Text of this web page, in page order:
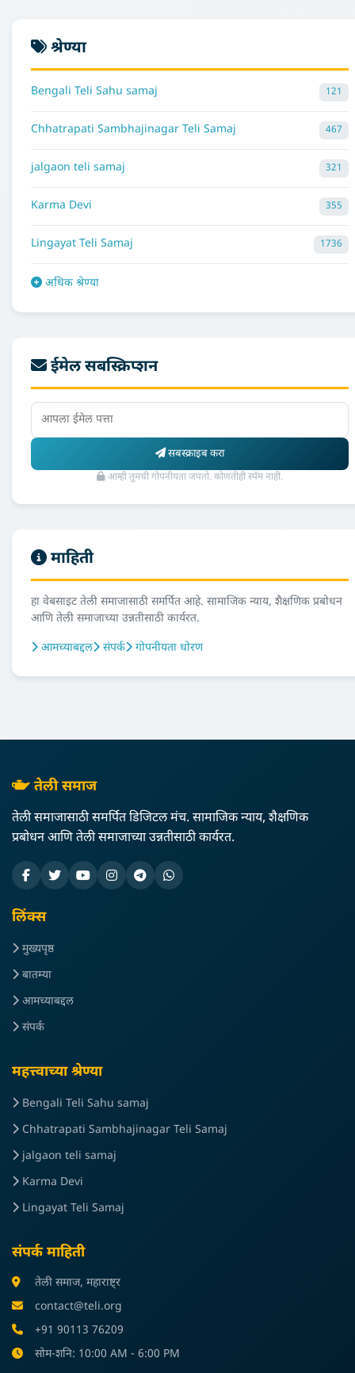
श्रेण्या
Bengali Teli Sahu samaj 121
Chhatrapati Sambhajinagar Teli Samaj 467
jalgaon teli samaj 321
Karma Devi 355
Lingayat Teli Samaj 1736
अधिक श्रेण्या
ईमेल सबस्क्रिप्शन
सबस्क्राइब करा
आम्ही तुमची गोपनीयता जपतो. कोणतीही स्पॅम नाही.
माहिती
हा वेबसाइट तेली समाजासाठी समर्पित आहे. सामाजिक न्याय, शैक्षणिक प्रबोधन
आणि तेली समाजाच्या उन्नतीसाठी कार्यरत.
आमच्याबद्दल
संपर्क गोपनीयता धोरण
तेली समाज
तेली समाजासाठी समर्पित डिजिटल मंच. सामाजिक न्याय, शैक्षणिक
प्रबोधन आणि तेली समाजाच्या उन्नतीसाठी कार्यरत.
लिंक्स
मुख्यपृष्ठ
बातम्या
आमच्याबद्दल
संपर्क
महत्त्वाच्या श्रेण्या
Bengali Teli Sahu samaj
Chhatrapati Sambhajinagar Teli Samaj
jalgaon teli samaj
Karma Devi
Lingayat Teli Samaj
संपर्क माहिती
तेली समाज, महाराष्ट्र
contact@teli.org
+91 90113 76209
सोम-शनि: 10:00 AM - 6:00 PM